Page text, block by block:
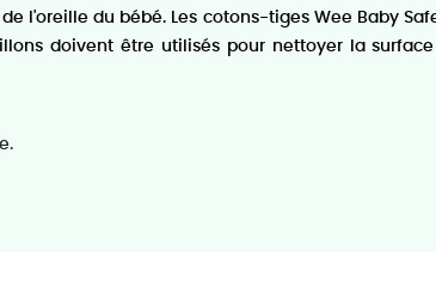
l'oreille du bébé. Les cotons-tiges Wee Baby
doivent être utilisés pour nettoyer la